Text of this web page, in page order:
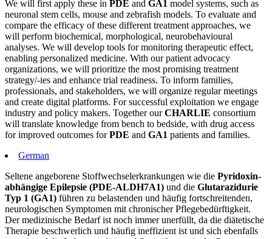
We will first apply these in PDE and GA1 model systems, such as
neuronal stem cells, mouse and zebrafish models. To evaluate and
compare the efficacy of these different treatment approaches, we
will perform biochemical, morphological, neurobehavioural
analyses. We will develop tools for monitoring therapeutic effect,
enabling personalized medicine. With our patient advocacy
organizations, we will prioritize the most promising treatment
strategy/-ies and enhance trial readiness. To inform families,
professionals, and stakeholders, we will organize regular meetings
and create digital platforms. For successful exploitation we engage
industry and policy makers. Together ourCHARLIE consortium
will translate knowledge from bench to bedside, with drug access
for improved outcomes forPDE and GA1 patients and families.
German
Seltene angeborene Stoffwechselerkrankungen wie die Pyridoxin-
abhängige Epilepsie (PDE-ALDH7A1) und die Glutarazidurie
Typ 1 (GA1) führen zu belastenden und häufig fortschreitenden,
neurologischen Symptomen mit chronischer Pflegebedürftigkeit.
Der medizinische Bedarf ist noch immer unerfüllt, da die diätetische
Therapie beschwerlich und häufig ineffizient ist und sich ebenfalls